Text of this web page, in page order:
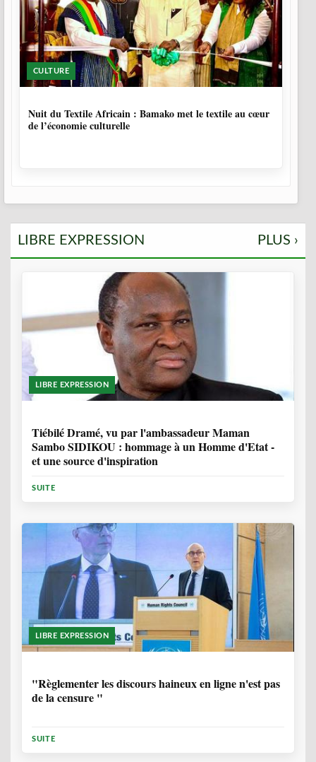
CULTURE
Nuit du Textile Africain : Bamako met le textile au cœur
de l’économie culturelle
LIBRE EXPRESSION PLUS ›
LIBRE EXPRESSION
Tiébilé Dramé, vu par l'ambassadeur Maman
Sambo SIDIKOU : hommage à un Homme d'Etat -
et une source d'inspiration
SUITE
LIBRE EXPRESSION
"Règlementer les discours haineux en ligne n'est pas
de la censure "
SUITE